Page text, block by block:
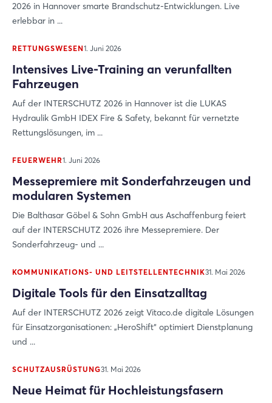
2026 in Hannover smarte Brandschutz-Entwicklungen. Live
erlebbar in ...
RETTUNGSWESEN1. Juni 2026
Intensives Live-Training an verunfallten
Fahrzeugen
Auf der INTERSCHUTZ 2026 in Hannover ist die LUKAS
Hydraulik GmbH IDEX Fire & Safety, bekannt für vernetzte
Rettungslösungen, im ...
FEUERWEHR1. Juni 2026
Messepremiere mit Sonderfahrzeugen und
modularen Systemen
Die Balthasar Göbel & Sohn GmbH aus Aschaffenburg feiert
auf der INTERSCHUTZ 2026 ihre Messepremiere. Der
Sonderfahrzeug- und ...
KOMMUNIKATIONS- UND LEITSTELLENTECHNIK31. Mai 2026
Digitale Tools für den Einsatzalltag
Auf der INTERSCHUTZ 2026 zeigt Vitaco.de digitale Lösungen
für Einsatzorganisationen: „HeroShift“ optimiert Dienstplanung
und ...
SCHUTZAUSRÜSTUNG31. Mai 2026
Neue Heimat für Hochleistungsfasern